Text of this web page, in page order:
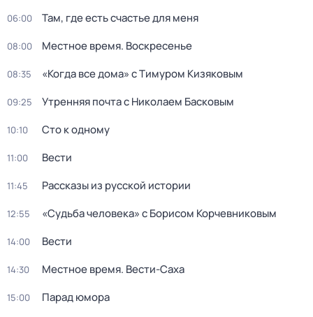
06:00 Там, где есть счастье для меня
08:00 Местное время. Воскресенье
08:35 «Когда все дома» с Тимуром Кизяковым
09:25 Утренняя почта с Николаем Басковым
10:10 Сто к одному
11:00 Вести
11:45 Рассказы из русской истории
12:55 «Судьба человека» с Борисом Корчевниковым
14:00 Вести
14:30 Местное время. Вести-Саха
15:00 Парад юмора